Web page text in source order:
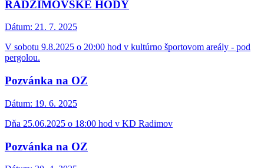
RADZIMOVSKÉ HODY
Dátum: 21. 7. 2025
V sobotu 9.8.2025 o 20:00 hod v kultúrno športovom areály - pod
pergolou.
Pozvánka na OZ
Dátum: 19. 6. 2025
Dňa 25.06.2025 o 18:00 hod v KD Radimov
Pozvánka na OZ